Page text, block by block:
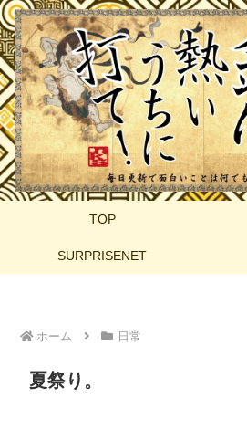
TOP
SURPRISENET
ホーム 日常
夏祭り。